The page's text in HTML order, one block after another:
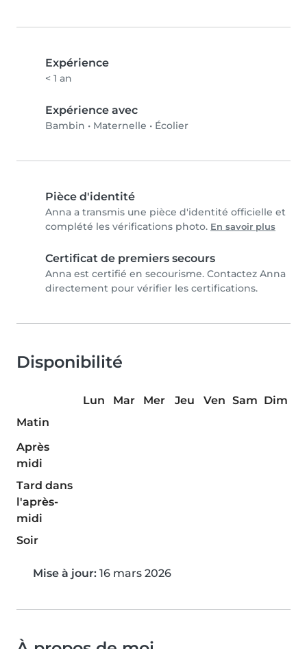
Expérience
< 1 an
Expérience avec
Bambin • Maternelle • Écolier
Pièce d'identité
Anna a transmis une pièce d'identité officielle et
complété les vérifications photo. En savoir plus
Certificat de premiers secours
Anna est certifié en secourisme. Contactez Anna
directement pour vérifier les certifications.
Disponibilité
Lun Mar Mer Jeu Ven Sam Dim
Matin
Après
midi
Tard dans
l'après-
midi
Soir
Mise à jour: 16 mars 2026